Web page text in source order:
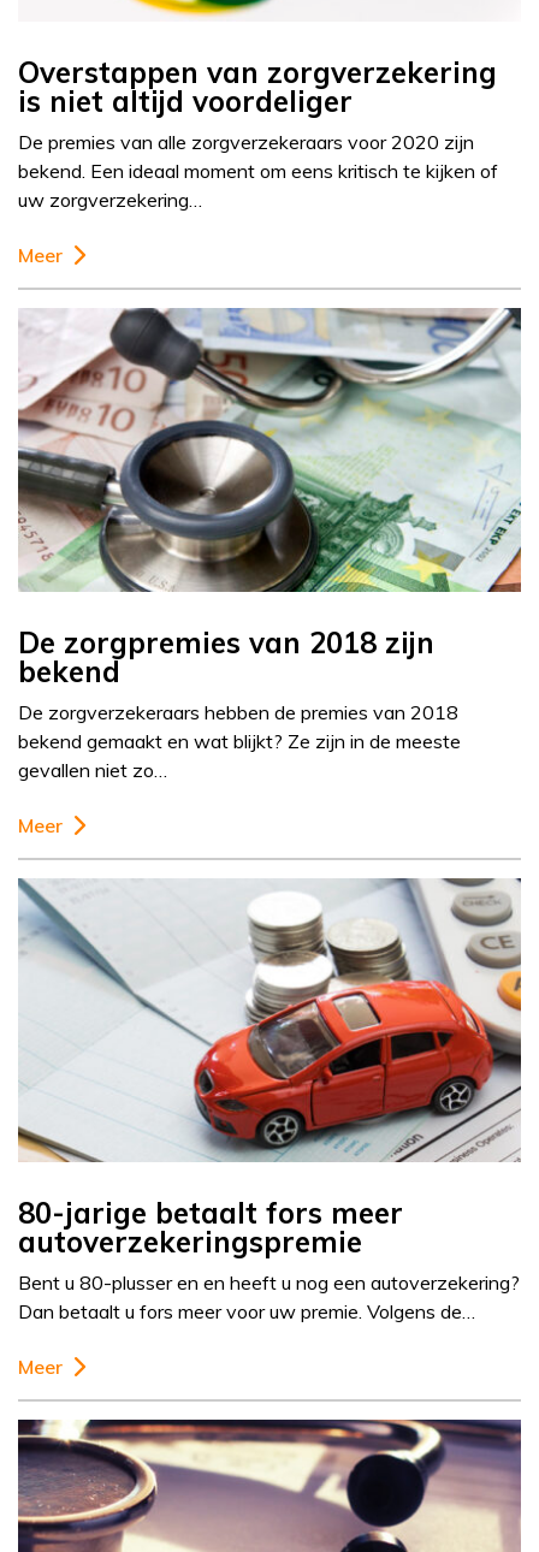
Overstappen van zorgverzekering
is niet altijd voordeliger
De premies van alle zorgverzekeraars voor 2020 zijn
bekend. Een ideaal moment om eens kritisch te kijken of
uw zorgverzekering…
Meer
De zorgpremies van 2018 zijn
bekend
De zorgverzekeraars hebben de premies van 2018
bekend gemaakt en wat blijkt? Ze zijn in de meeste
gevallen niet zo…
Meer
80-jarige betaalt fors meer
autoverzekeringspremie
Bent u 80-plusser en en heeft u nog een autoverzekering?
Dan betaalt u fors meer voor uw premie. Volgens de…
Meer